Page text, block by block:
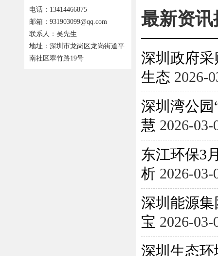
电话：13414466875
邮箱：931903099@qq.com
联系人：吴先生
地址：深圳市龙岗区龙岗街道平
南社区翠竹路19号
最新资讯
深圳政府
生态 2026-
深圳湾公
慧 2026-03-
东江环保3
析 2026-03-
深圳能源
宝 2026-03-
深圳生态